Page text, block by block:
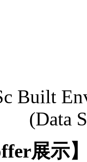
Built
(Data
展示